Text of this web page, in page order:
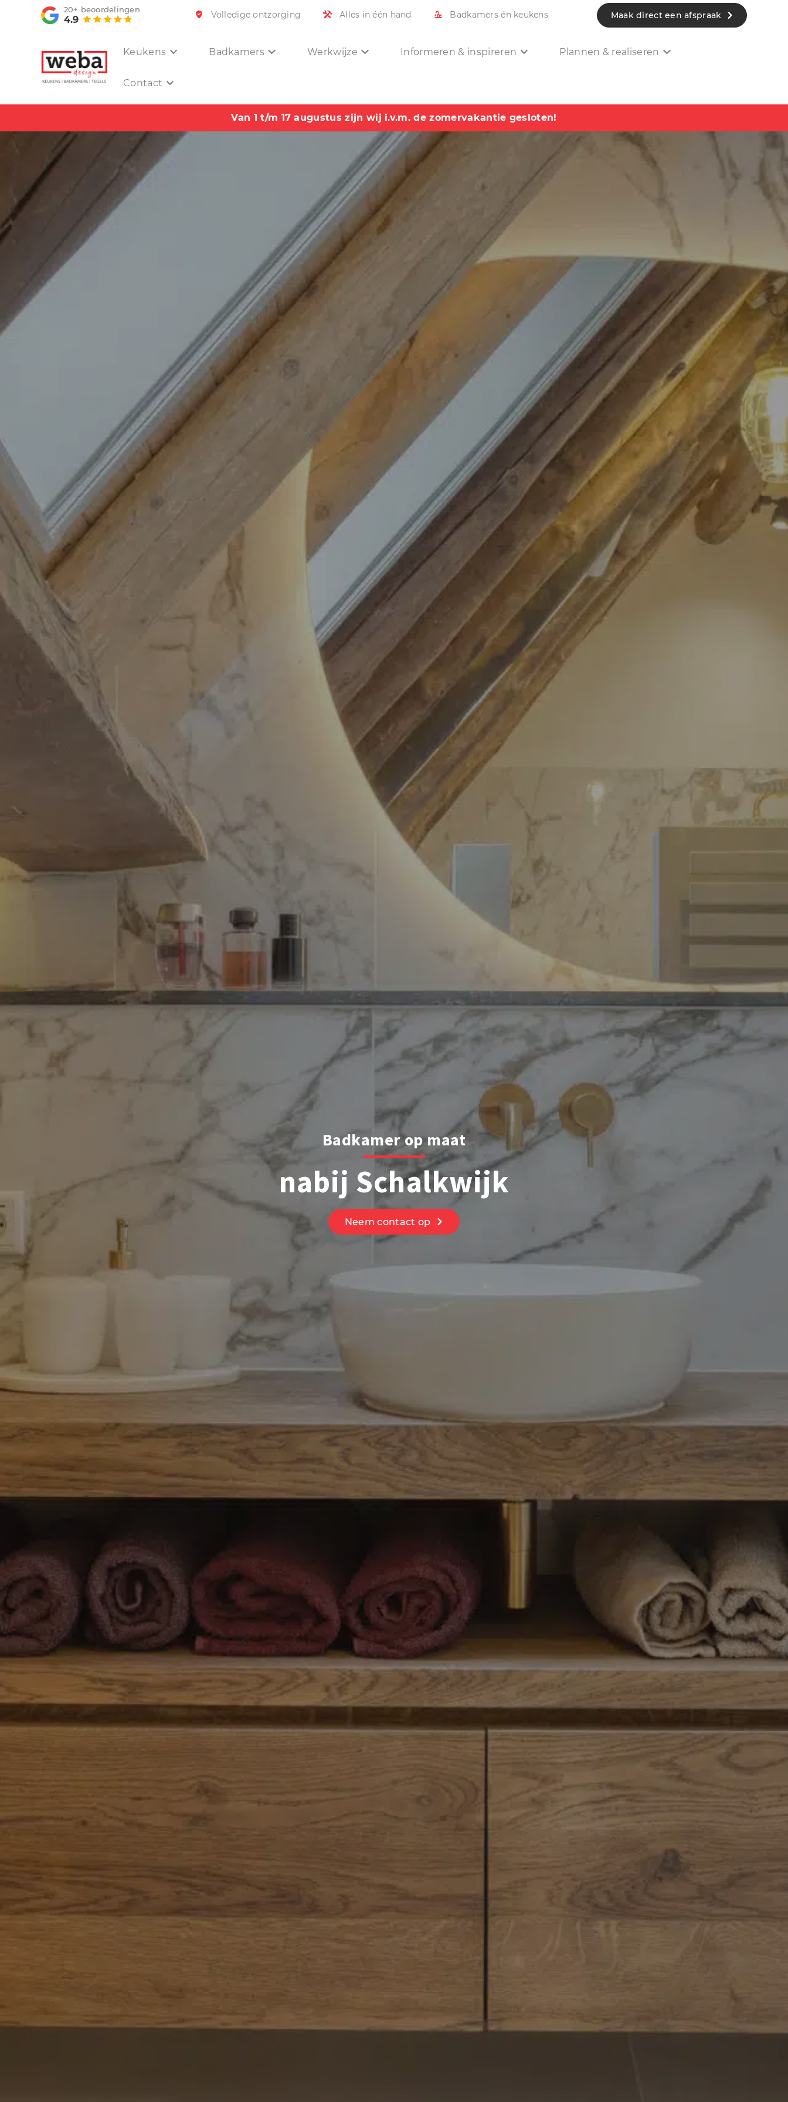
20+ beoordelingen
4.9 Volledige ontzorging Alles in één hand Badkamers én keukens Maak direct een afspraak
Keukens Badkamers Werkwijze Informeren & inspireren Plannen & realiseren
Contact
Van 1 t/m 17 augustus zijn wij i.v.m. de zomervakantie gesloten!
Badkamer op maat
nabij Schalkwijk
Neem contact op